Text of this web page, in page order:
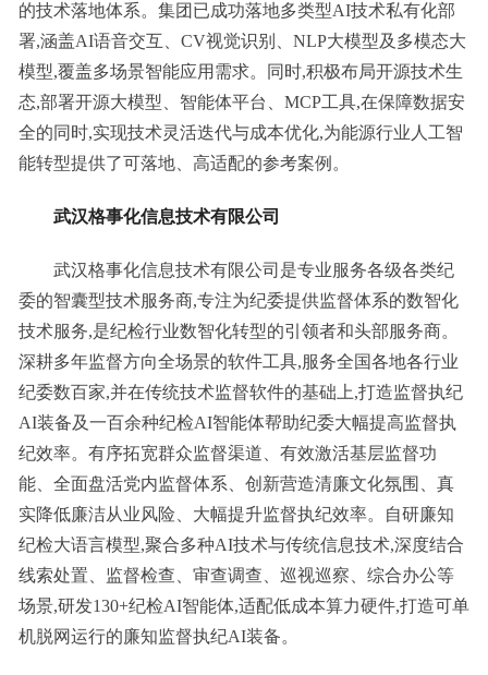
的技术落地体系。集团已成功落地多类型AI技术私有化部
署,涵盖AI语音交互、CV视觉识别、NLP大模型及多模态大
模型,覆盖多场景智能应用需求。同时,积极布局开源技术生
态,部署开源大模型、智能体平台、MCP工具,在保障数据安
全的同时,实现技术灵活迭代与成本优化,为能源行业人工智
能转型提供了可落地、高适配的参考案例。
武汉格事化信息技术有限公司
武汉格事化信息技术有限公司是专业服务各级各类纪
委的智囊型技术服务商,专注为纪委提供监督体系的数智化
技术服务,是纪检行业数智化转型的引领者和头部服务商。
深耕多年监督方向全场景的软件工具,服务全国各地各行业
纪委数百家,并在传统技术监督软件的基础上,打造监督执纪
AI装备及一百余种纪检AI智能体帮助纪委大幅提高监督执
纪效率。有序拓宽群众监督渠道、有效激活基层监督功
能、全面盘活党内监督体系、创新营造清廉文化氛围、真
实降低廉洁从业风险、大幅提升监督执纪效率。自研廉知
纪检大语言模型,聚合多种AI技术与传统信息技术,深度结合
线索处置、监督检查、审查调查、巡视巡察、综合办公等
场景,研发130+纪检AI智能体,适配低成本算力硬件,打造可单
机脱网运行的廉知监督执纪AI装备。